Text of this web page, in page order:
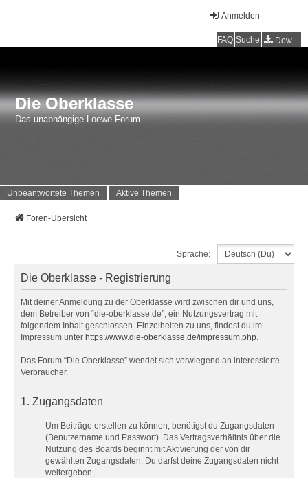
Anmelden
FAQ Suche Downloads
Die Oberklasse
Das unabhängige Loewe Forum
Unbeantwortete Themen Aktive Themen
Foren-Übersicht
Sprache:
Die Oberklasse - Registrierung
Mit deiner Anmeldung zu der Oberklasse wird zwischen dir und uns,
dem Betreiber von “die-oberklasse.de”, ein Nutzungsvertrag mit
folgendem Inhalt geschlossen. Einzelheiten zu uns, findest du im
Impressum unter https://www.die-oberklasse.de/impressum.php.
Das Forum “Die Oberklasse” wendet sich vorwiegend an interessierte
Verbraucher.
1. Zugangsdaten
Um Beiträge erstellen zu können, benötigst du Zugangsdaten
(Benutzername und Passwort). Das Vertragsverhältnis über die
Nutzung des Boards beginnt mit Aktivierung der von dir
gewählten Zugangsdaten. Du darfst deine Zugangsdaten nicht
weitergeben.